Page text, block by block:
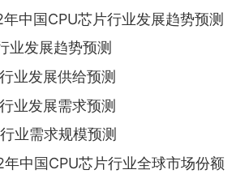
中国CPU芯片行业发展趋势预测
业发展趋势预测
业发展供给预测
业发展需求预测
业需求规模预测
中国CPU芯片行业全球市场份额